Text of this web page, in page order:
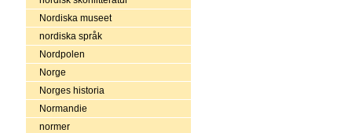
Nordiska museet
nordiska språk
Nordpolen
Norge
Norges historia
Normandie
normer